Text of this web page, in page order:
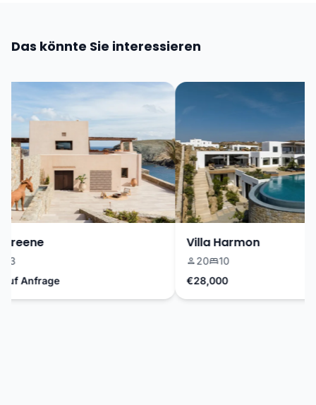
Das könnte Sie interessieren
Anfrage
Villa Harmon
20
10
€28,000